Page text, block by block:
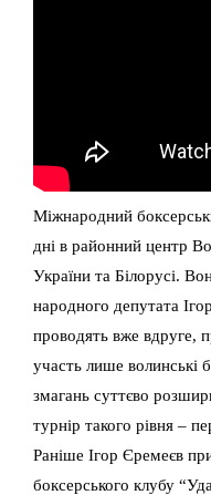
Міжнародний
дні в районний центр
України та Білорусі.
народного депутата
проводять вже вдруге,
участь лише волинські
змагань суттєво
турнір такого рівня –
Раніше Ігор Єремеєв
боксерського клубу